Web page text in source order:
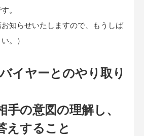
。
知らせいたしますので、もうしば
。）
イヤーとのやり取り
手の意図の理解し、
えすること